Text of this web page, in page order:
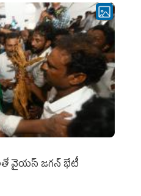
వైయస్ జగన్ భేటీ